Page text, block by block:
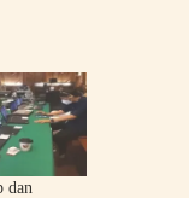
dan